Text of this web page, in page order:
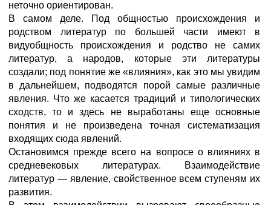
неточно ориентирован.
В самом деле. Под общностью происхождения и
родством литератур по большей части имеют в
видуобщность происхождения и родство не самих
литератур, а народов, которые эти литературы
создали; под понятие же «влияния», как это мы увидим
в дальнейшем, подводятся порой самые различные
явления. Что же касается традиций и типологических
сходств, то и здесь не выработаны еще основные
понятия и не произведена точная систематизация
входящих сюда явлений.
Остановимся прежде всего на вопросе о влияниях в
средневековых литературах. Взаимодействие
литератур — явление, свойственное всем ступеням их
развития.